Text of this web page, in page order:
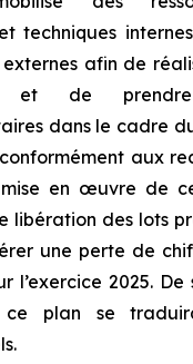
techniques
afin de
et de
dans le cadre
aux
en œuvre de
libération des lots
une perte de
l’exercice 2025.
plan se